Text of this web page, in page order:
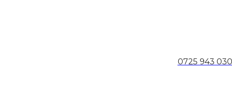
0725 943 030